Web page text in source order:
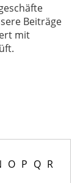
Beiträge
mit
O P Q R